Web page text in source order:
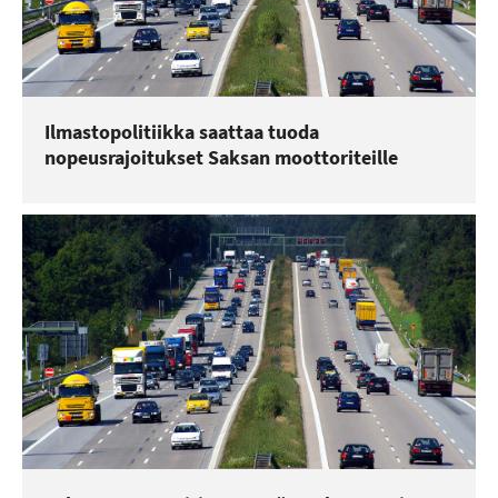
Ilmastopolitiikka saattaa tuoda
nopeusrajoitukset Saksan moottoriteille